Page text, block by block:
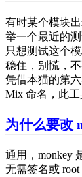
有时某个模块
举一个最近的
只想测试这个
稳住，别慌，
凭借本猫的第
Mix 命名，此工
为什么要改
通用，monkey
无需签名或